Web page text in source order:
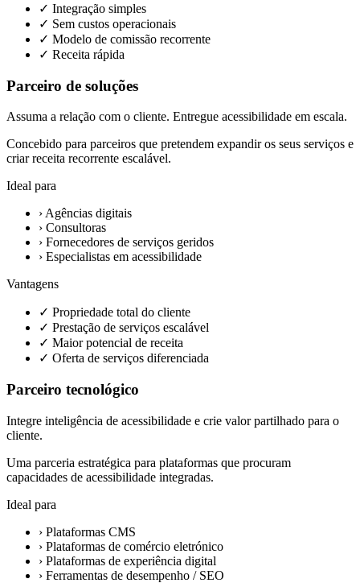
✓ Integração simples
✓ Sem custos operacionais
✓ Modelo de comissão recorrente
✓ Receita rápida
Parceiro de soluções
Assuma a relação com o cliente. Entregue acessibilidade em escala.
Concebido para parceiros que pretendem expandir os seus serviços e
criar receita recorrente escalável.
Ideal para
› Agências digitais
› Consultoras
› Fornecedores de serviços geridos
› Especialistas em acessibilidade
Vantagens
✓ Propriedade total do cliente
✓ Prestação de serviços escalável
✓ Maior potencial de receita
✓ Oferta de serviços diferenciada
Parceiro tecnológico
Integre inteligência de acessibilidade e crie valor partilhado para o
cliente.
Uma parceria estratégica para plataformas que procuram
capacidades de acessibilidade integradas.
Ideal para
› Plataformas CMS
› Plataformas de comércio eletrónico
› Plataformas de experiência digital
› Ferramentas de desempenho / SEO